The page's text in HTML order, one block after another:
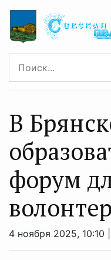
В
форум
4 ноября 2025, 10:10 |